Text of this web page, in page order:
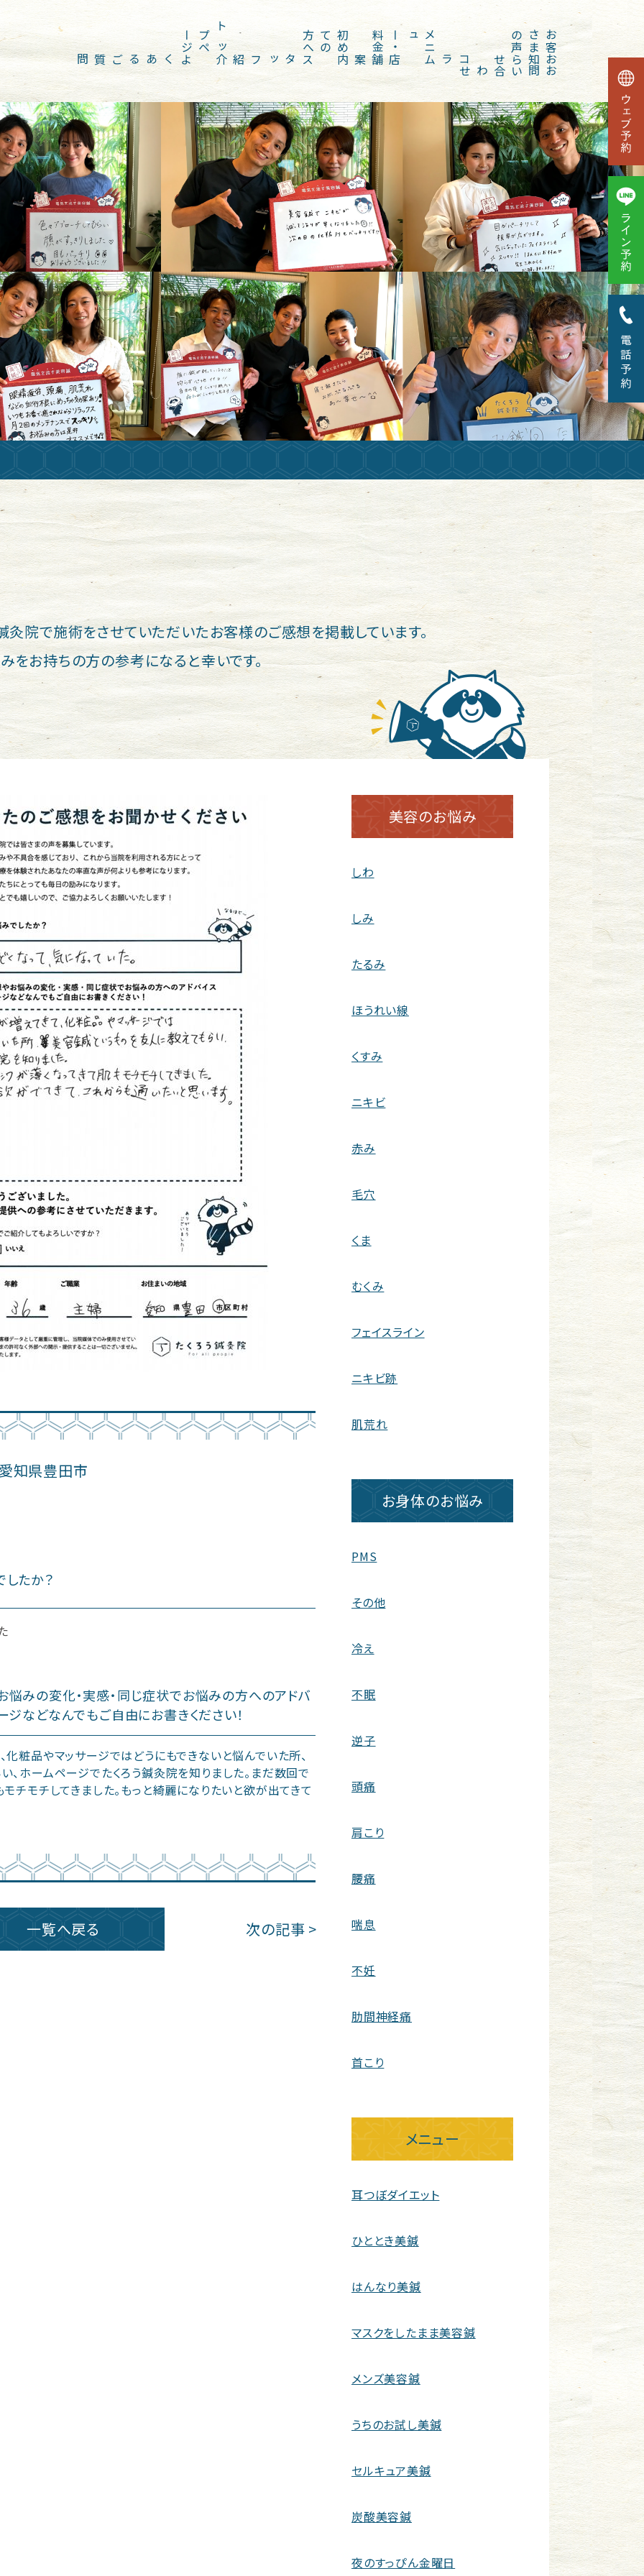
ト
ッ
プ
ペ
ー
ジ 初
め
て
の
方
へ メ
ニ
ュー
・
料
金 お
客
さ
ま
の
声
よくあるご質問 スタッフ紹介 店舗案内 コラム
お知らせ
お問い合わせ
灸院で施術をさせていただいたお客様のご感想を掲載しています。
をお持ちの方の参考になると幸いです。
知県豊田市
たか？
みの変化・実感・同じ症状でお悩みの方へのアドバ
ジなどなんでもご自由にお書きください！
粧品やマッサージではどうにもできないと悩んでいた所、
、ホームページでたくろう鍼灸院を知りました。まだ数回で
チモチしてきました。もっと綺麗になりたいと欲が出てきて
一覧へ戻る 次の記事 >
美容のお悩み
しわ
しみ
たるみ
ほうれい線
くすみ
ニキビ
赤み
毛穴
くま
むくみ
フェイスライン
ニキビ跡
肌荒れ
お身体のお悩み
PMS
その他
冷え
不眠
逆子
頭痛
肩こり
腰痛
喘息
不妊
肋間神経痛
首こり
メニュー
耳つぼダイエット
ひととき美鍼
はんなり美鍼
マスクをしたまま美容鍼
メンズ美容鍼
うちのお試し美鍼
セルキュア美鍼
炭酸美容鍼
夜のすっぴん金曜日